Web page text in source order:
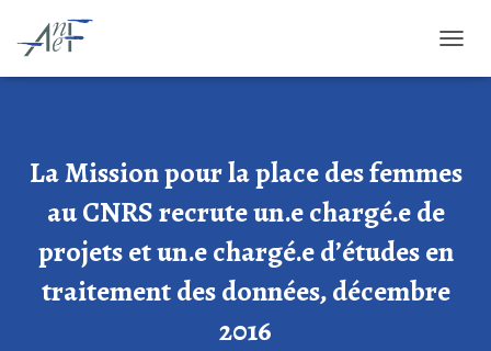
La Mission pour la place des femmes
au CNRS recrute un.e chargé.e de
projets et un.e chargé.e d’études en
traitement des données, décembre
2016